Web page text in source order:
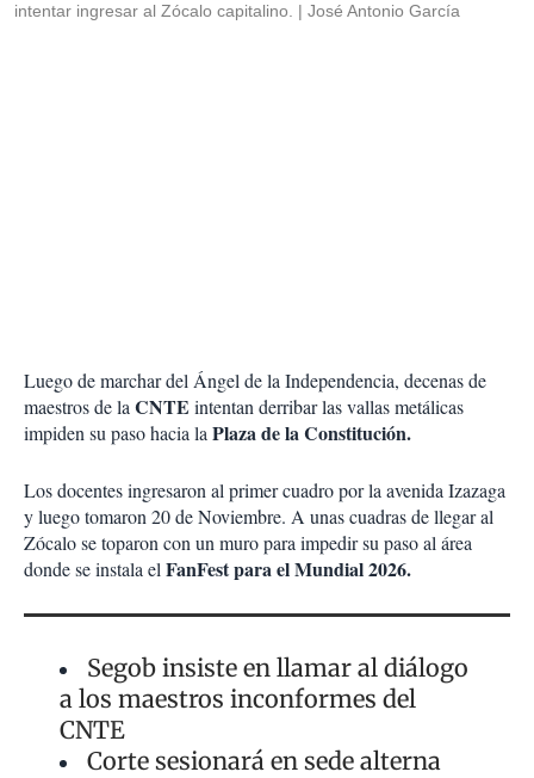
intentar ingresar al Zócalo capitalino.
José Antonio García
Luego de marchar del Ángel de la Independencia, decenas de
maestros de laCNTE intentan derribar las vallas metálicas
impiden su paso hacia laPlaza de la Constitución.
Los docentes ingresaron al primer cuadro por la avenida Izazaga
y luego tomaron 20 de Noviembre. A unas cuadras de llegar al
Zócalo se toparon con un muro para impedir su paso al área
donde se instala elFanFest para el Mundial 2026.
Segob insiste en llamar al diálogo
a los maestros inconformes del
CNTE
Corte sesionará en sede alterna